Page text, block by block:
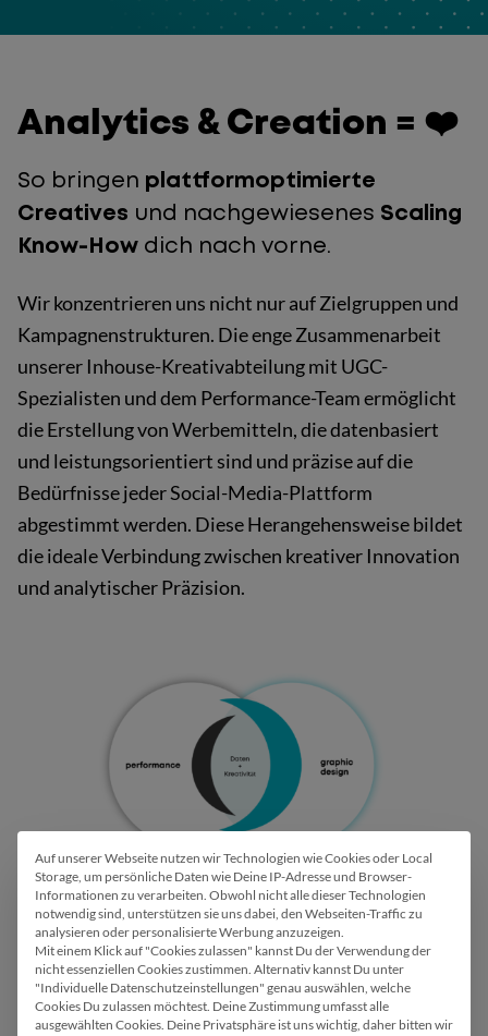
Analytics & Creation = ❤️
So bringen plattformoptimierte
Creatives und nachgewiesenes Scaling
Know-How dich nach vorne.
Wir konzentrieren uns nicht nur auf Zielgruppen und
Kampagnenstrukturen. Die enge Zusammenarbeit
unserer Inhouse-Kreativabteilung mit UGC-
Spezialisten und dem Performance-Team ermöglicht
die Erstellung von Werbemitteln, die datenbasiert
und leistungsorientiert sind und präzise auf die
Bedürfnisse jeder Social-Media-Plattform
abgestimmt werden. Diese Herangehensweise bildet
die ideale Verbindung zwischen kreativer Innovation
und analytischer Präzision.
JETZT PROJEKT ANFRAGEN
Wir verwenden
Auf unserer Webseite nutzen wir Technologien wie Cookies oder Local
Storage, um persönliche Daten wie Deine IP-Adresse und Browser-
Informationen zu verarbeiten. Obwohl nicht alle dieser Technologien
notwendig sind, unterstützen sie uns dabei, den Webseiten-Traffic zu
analysieren oder personalisierte Werbung anzuzeigen.
Mit einem Klick auf "Cookies zulassen" kannst Du der Verwendung der
nicht essenziellen Cookies zustimmen. Alternativ kannst Du unter
"Individuelle Datenschutzeinstellungen" genau auswählen, welche
Cookies Du zulassen möchtest. Deine Zustimmung umfasst alle
ausgewählten Cookies. Deine Privatsphäre ist uns wichtig, daher bitten wir